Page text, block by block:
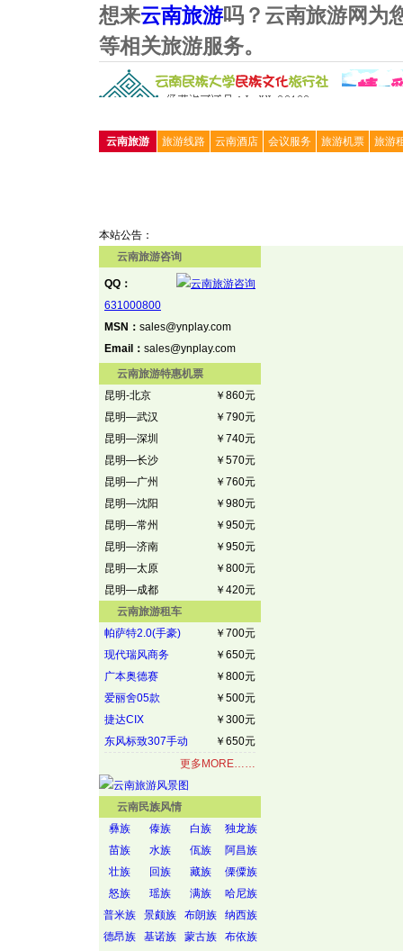
想来云南旅游吗？云南旅游网为
等相关旅游服务。
云南旅游 旅游线路 云南酒店 会议服务 旅游机票 旅游
本站公告：
云南旅游咨询
QQ：
631000800
MSN： sales@ynplay.com
Email： sales@ynplay.com
云南旅游特惠机票
￥860元
昆明-北京
￥790元
昆明—武汉
￥740元
昆明—深圳
￥570元
昆明—长沙
￥760元
昆明—广州
￥980元
昆明—沈阳
￥950元
昆明—常州
￥950元
昆明—济南
￥800元
昆明—太原
￥420元
昆明—成都
云南旅游租车
￥700元
帕萨特2.0(手豪)
￥650元
现代瑞风商务
￥800元
广本奥德赛
￥500元
爱丽舍05款
￥300元
捷达CIX
￥650元
东风标致307手动
更多MORE……
云南民族风情
彝族
傣族 白族
独龙族
苗族
水族 佤族
阿昌族
壮族
回族 藏族
傈僳族
怒族
瑶族 满族
哈尼族
普米族
景颇族 布朗族
纳西族
德昂族
基诺族 蒙古族
布依族